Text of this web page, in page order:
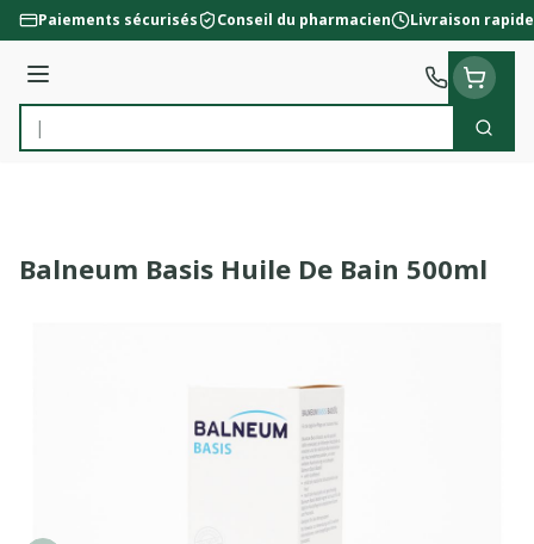
Aller au contenu
Paiements sécurisés Conseil du pharmacien Livraison rapide
Menu
Rechercher
Balneum Basis Huile De Bain 500ml